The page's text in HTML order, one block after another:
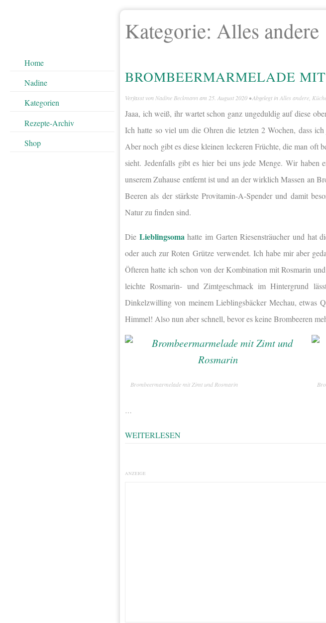
Home
Nadine
Kategorien
Rezepte-Archiv
Shop
Kategorie: Alles andere
BROMBEERMARMELADE
Verfasst von Nadine Beckmann am 25. August 2020 • Abgelegt in Alles andere,
Jaaa, ich weiß, ihr wartet schon ganz ungeduldig auf diese
Ich hatte so viel um die Ohren die letzten 2 Wochen, dass
Aber noch gibt es diese kleinen leckeren Früchte, die man oft
sieht. Jedenfalls gibt es hier bei uns jede Menge. Wir
unserem Zuhause entfernt ist und an der wirklich Massen an
Beeren als der stärkste Provitamin-A-Spender und damit
Natur zu finden sind.
Die Lieblingsomahatte im Garten Riesensträucher und hat
oder auch zur Roten Grütze verwendet. Ich habe mir aber
Öfteren hatte ich schon von der Kombination mit Rosmarin
leichte Rosmarin- und Zimtgeschmack im Hintergrund
Dinkelzwilling von meinem Lieblingsbäcker Mechau, etwas
Himmel! Also nun aber schnell, bevor es keine Brombeeren
Brombeermarmelade mit Zimt und Rosmarin
…
WEITERLESEN
ANZEIGE